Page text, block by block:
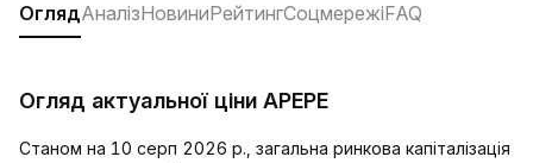
ОглядАналізНовиниРейтингСоцмережіFAQ
Огляд актуальної ціни APEPE
Станом на 10 серп 2026 р., загальна ринкова капіталізація